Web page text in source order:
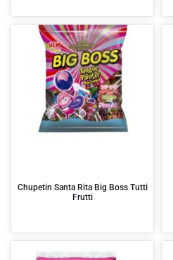
Chupetin Santa Rita Big Boss Tutti
Frutti